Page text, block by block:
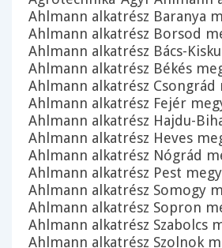
Ahlmann alkatrész Baranya
Ahlmann alkatrész Borsod
Ahlmann alkatrész Bács-
Ahlmann alkatrész Békés
Ahlmann alkatrész Csongrád
Ahlmann alkatrész Fejér
Ahlmann alkatrész Hajdu-
Ahlmann alkatrész Heves
Ahlmann alkatrész Nógrád
Ahlmann alkatrész Pest
Ahlmann alkatrész Somogy
Ahlmann alkatrész Sopron
Ahlmann alkatrész Szabolcs
Ahlmann alkatrész Szolnok